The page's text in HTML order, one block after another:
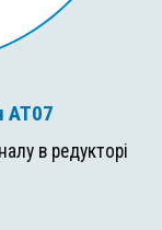
AT07
в редукторі